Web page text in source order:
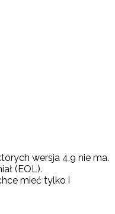
wersja 4.9 nie ma.
(EOL).
mieć tylko i